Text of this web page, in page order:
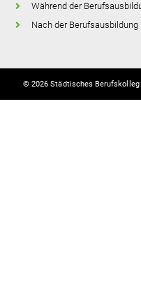
Während der
Nach der Berufsausbildung
© 2026 Städtisches